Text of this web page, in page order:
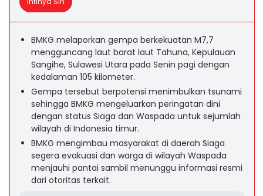
BMKG melaporkan gempa berkekuatan M7,7
mengguncang laut barat laut Tahuna, Kepulauan
Sangihe, Sulawesi Utara pada Senin pagi dengan
kedalaman 105 kilometer.
Gempa tersebut berpotensi menimbulkan tsunami
sehingga BMKG mengeluarkan peringatan dini
dengan status Siaga dan Waspada untuk sejumlah
wilayah di Indonesia timur.
BMKG mengimbau masyarakat di daerah Siaga
segera evakuasi dan warga di wilayah Waspada
menjauhi pantai sambil menunggu informasi resmi
dari otoritas terkait.